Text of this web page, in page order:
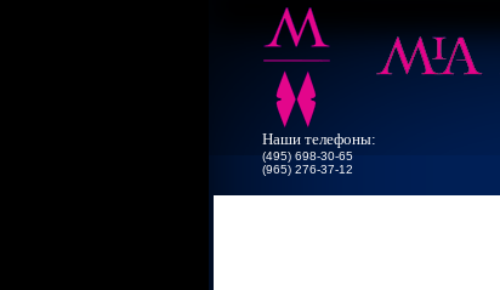
Наши телефоны:
(495) 698-30-65
(965) 276-37-12